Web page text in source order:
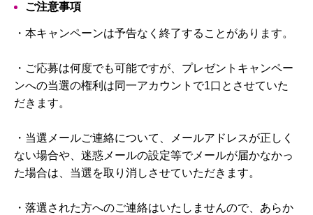
ご注意事項
・本キャンペーンは予告なく終了することがあります。
・ご応募は何度でも可能ですが、プレゼントキャンペー
ンへの当選の権利は同一アカウントで1口とさせていた
だきます。
・当選メールご連絡について、メールアドレスが正しく
ない場合や、迷惑メールの設定等でメールが届かなかっ
た場合は、当選を取り消しさせていただきます。
・落選された方へのご連絡はいたしませんので、あらか